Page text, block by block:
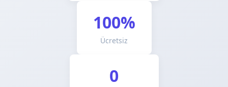
100%
Ücretsiz
0